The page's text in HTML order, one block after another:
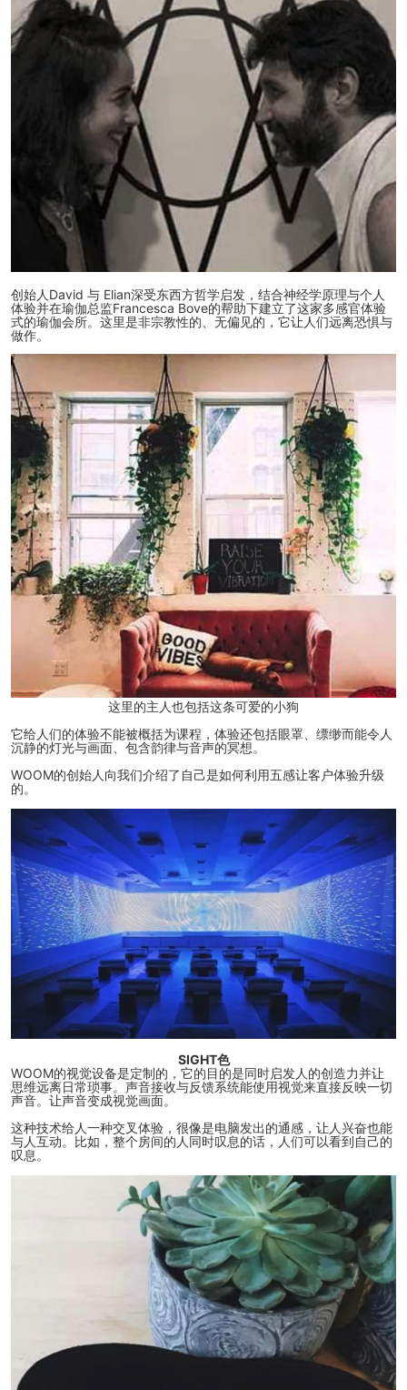
创始人David 与 Elian深受东西方哲学启发，结合神经学原理与个人
体验并在瑜伽总监Francesca Bove的帮助下建立了这家多感官体验
式的瑜伽会所。这里是非宗教性的、无偏见的，它让人们远离恐惧与
做作。
这里的主人也包括这条可爱的小狗
它给人们的体验不能被概括为课程，体验还包括眼罩、缥缈而能令人
沉静的灯光与画面、包含韵律与音声的冥想。
WOOM的创始人向我们介绍了自己是如何利用五感让客户体验升级
的。
SIGHT色
WOOM的视觉设备是定制的，它的目的是同时启发人的创造力并让
思维远离日常琐事。声音接收与反馈系统能使用视觉来直接反映一切
声音。让声音变成视觉画面。
这种技术给人一种交叉体验，很像是电脑发出的通感，让人兴奋也能
与人互动。比如，整个房间的人同时叹息的话，人们可以看到自己的
叹息。